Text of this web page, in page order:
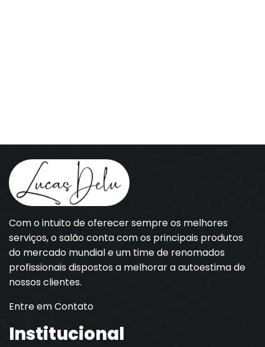
Com o intuito de oferecer sempre os melhores
serviços, o salão conta com os principais produtos
do mercado mundial e um time de renomados
profissionais dispostos a melhorar a autoestima de
nossos clientes.
Entre em Contato
Institucional